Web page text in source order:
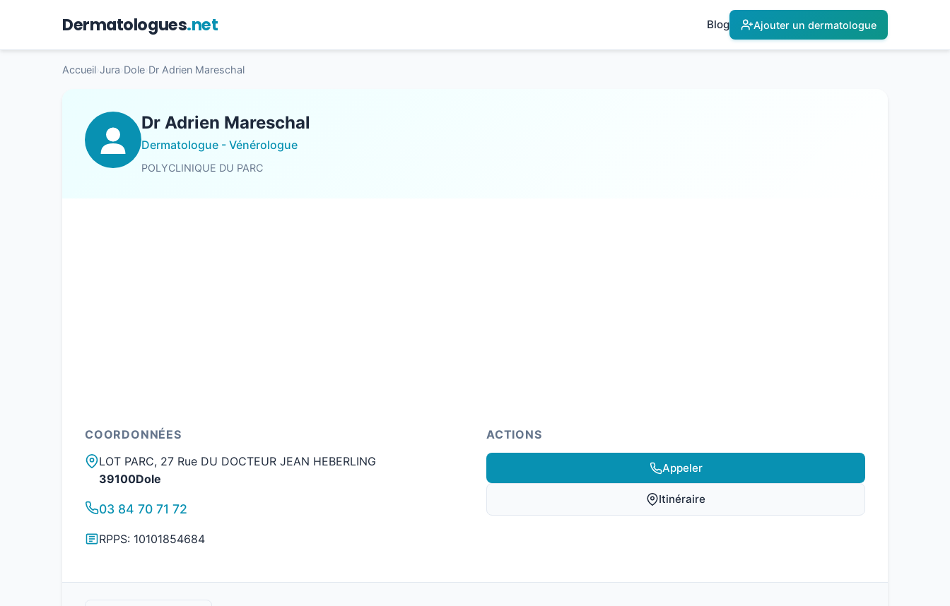
Dermatologues.net Blog Ajouter un dermatologue
Accueil Jura Dole Dr Adrien Mareschal
Dr Adrien Mareschal
Dermatologue - Vénérologue
POLYCLINIQUE DU PARC
COORDONNÉES
LOT PARC, 27 Rue DU DOCTEUR JEAN HEBERLING
39100Dole
03 84 70 71 72
RPPS: 10101854684
ACTIONS
Appeler
Itinéraire